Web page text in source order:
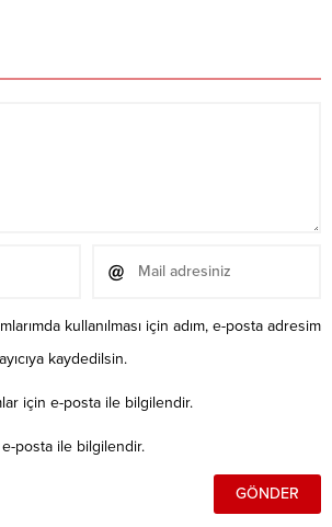
kullanılması için adım, e-posta adresim
kaydedilsin.
için e-posta ile bilgilendir.
posta ile bilgilendir.